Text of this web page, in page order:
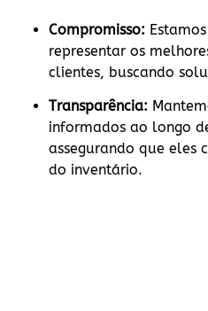
Compromisso:
representar os
clientes, buscando
Transparência:
informados ao longo
assegurando que eles
do inventário.